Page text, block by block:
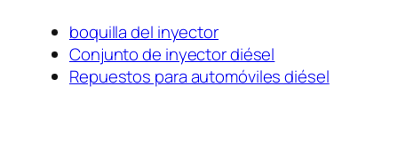
boquilla del inyector
Conjunto de inyector diésel
Repuestos para automóviles diésel